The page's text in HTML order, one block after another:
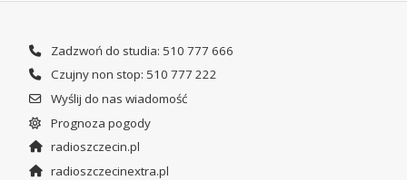
Zadzwoń do studia: 510 777 666
Czujny non stop: 510 777 222
Wyślij do nas wiadomość
Prognoza pogody
radioszczecin.pl
radioszczecinextra.pl